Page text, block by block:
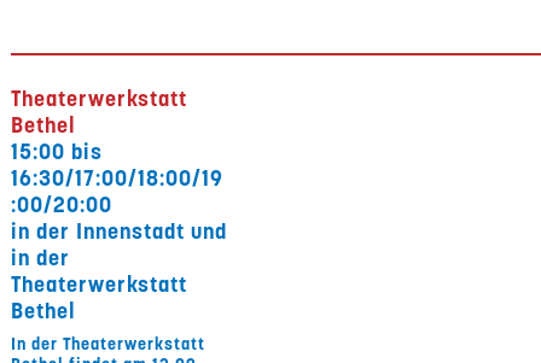
Theaterwerkstatt
Bethel
15:00 bis
16:30/17:00/18:00/19
:00/20:00
in der Innenstadt und
in der
Theaterwerkstatt
Bethel
In der Theaterwerkstatt